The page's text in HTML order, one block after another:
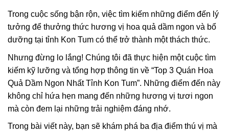
Trong cuộc sống bận rộn, việc tìm kiếm những điểm đến lý
tưởng để thưởng thức hương vị hoa quả dầm ngon và bổ
dưỡng tại tỉnh Kon Tum có thể trở thành một thách thức.
Nhưng đừng lo lắng! Chúng tôi đã thực hiện một cuộc tìm
kiếm kỹ lưỡng và tổng hợp thông tin về “Top 3 Quán Hoa
Quả Dầm Ngon Nhất Tỉnh Kon Tum”. Những điểm đến này
không chỉ hứa hẹn mang đến những hương vị tươi ngon
mà còn đem lại những trải nghiệm đáng nhớ.
Trong bài viết này, bạn sẽ khám phá ba địa điểm thú vị mà